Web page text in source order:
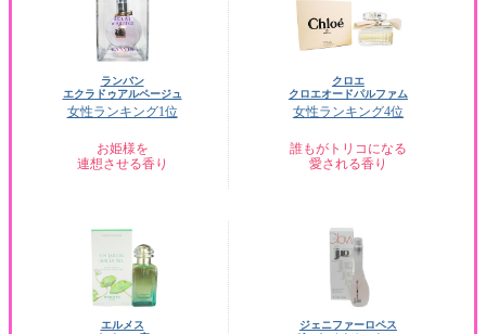
ランバン
エクラドゥアルページュ
女性ランキング1位
お姫様を
連想させる香り
クロエ
クロエオードパルファム
女性ランキング4位
誰もがトリコになる
愛される香り
エルメス
ジェニファーロペス